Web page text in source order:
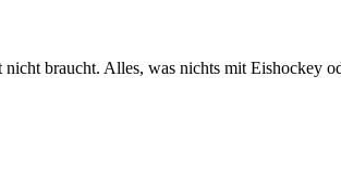
braucht. Alles, was nichts mit Eishockey